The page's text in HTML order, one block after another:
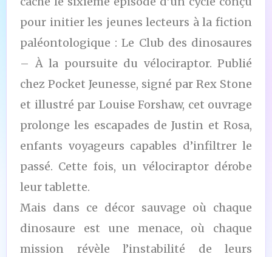
pour initier les jeunes lecteurs à la fiction
paléontologique : Le Club des dinosaures
– À la poursuite du vélociraptor. Publié
chez Pocket Jeunesse, signé par Rex Stone
et illustré par Louise Forshaw, cet ouvrage
prolonge les escapades de Justin et Rosa,
enfants voyageurs capables d’infiltrer le
passé. Cette fois, un vélociraptor dérobe
leur tablette.
Mais dans ce décor sauvage où chaque
dinosaure est une menace, où chaque
mission révèle l’instabilité de leurs